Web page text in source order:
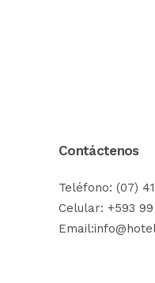
Contáctenos
Teléfono: (07)
Celular: +593 99